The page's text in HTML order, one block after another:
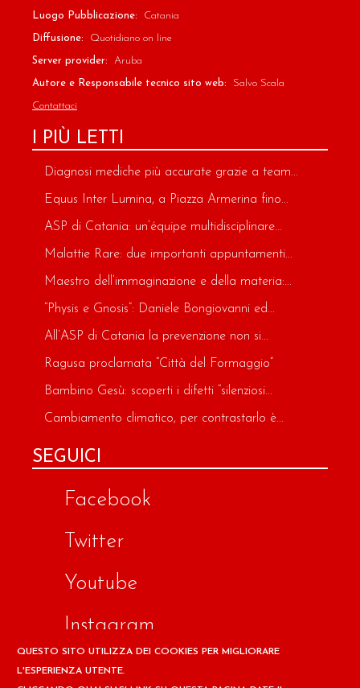
Luogo Pubblicazione: Catania
Diffusione: Quotidiano on line
Server provider: Aruba
Autore e Responsabile tecnico sito web: Salvo Scala
Contattaci
I PIÙ LETTI
Diagnosi mediche più accurate grazie a team...
Equus Inter Lumina, a Piazza Armerina fino...
ASP di Catania: un’équipe multidisciplinare...
Malattie Rare: due importanti appuntamenti...
Maestro dell’immaginazione e della materia:...
“Physis e Gnosis”: Daniele Bongiovanni ed...
All’ASP di Catania la prevenzione non si...
Ragusa proclamata “Città del Formaggio”
Bambino Gesù: scoperti i difetti “silenziosi...
Cambiamento climatico, per contrastarlo è...
SEGUICI
Facebook
Twitter
Youtube
Instagram
Google
QUESTO SITO UTILIZZA DEI COOKIES PER MIGLIORARE
L'ESPERIENZA UTENTE.